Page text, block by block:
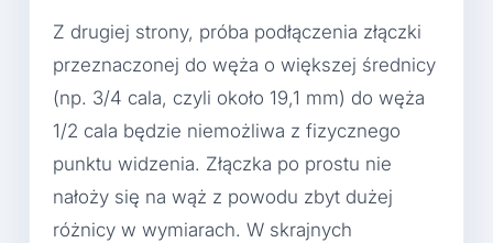
Z drugiej strony, próba podłączenia złączki
przeznaczonej do węża o większej średnicy
(np. 3/4 cala, czyli około 19,1 mm) do węża
1/2 cala będzie niemożliwa z fizycznego
punktu widzenia. Złączka po prostu nie
nałoży się na wąż z powodu zbyt dużej
różnicy w wymiarach. W skrajnych